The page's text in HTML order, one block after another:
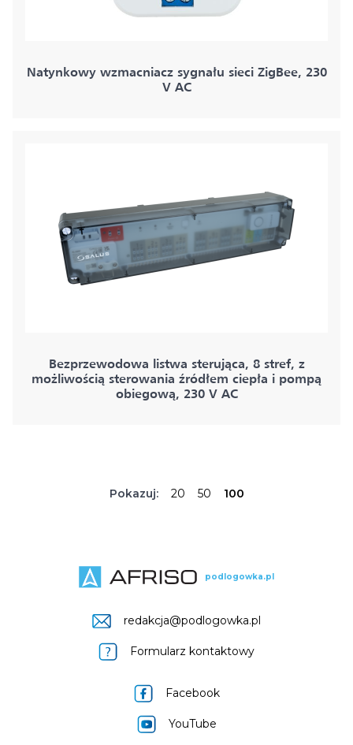
Natynkowy wzmacniacz sygnału sieci ZigBee, 230
V AC
Bezprzewodowa listwa sterująca, 8 stref, z
możliwością sterowania źródłem ciepła i pompą
obiegową, 230 V AC
Pokazuj: 20 50 100
podlogowka.pl
redakcja@podlogowka.pl
Formularz kontaktowy
Facebook
YouTube